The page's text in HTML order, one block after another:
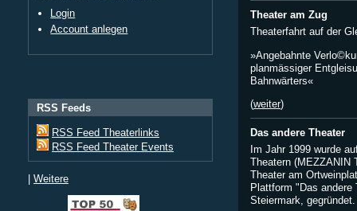
Login
Account anlegen
RSS Feeds
RSS Feed Theaterlinks
RSS Feed Theater Events
| Weitere
Theater am Zug
Theaterfahrt auf der
»Angebahnte
planmässiger
Bahnwärters«
(weiter)
Das andere Theater
Im Jahr 1999 wurde
Theatern (MEZZANIN
Theater am
Plattform "Das
Steiermark, gegründet.